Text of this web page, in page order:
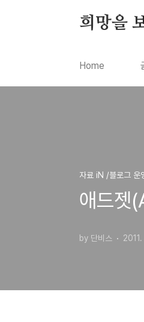
희망을
Home
자료 iN /블로그 운
애드젯
by 단비스